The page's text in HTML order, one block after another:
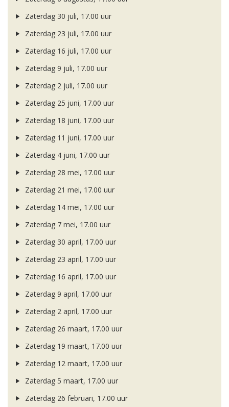
Zaterdag 30 juli, 17.00 uur
Zaterdag 23 juli, 17.00 uur
Zaterdag 16 juli, 17.00 uur
Zaterdag 9 juli, 17.00 uur
Zaterdag 2 juli, 17.00 uur
Zaterdag 25 juni, 17.00 uur
Zaterdag 18 juni, 17.00 uur
Zaterdag 11 juni, 17.00 uur
Zaterdag 4 juni, 17.00 uur
Zaterdag 28 mei, 17.00 uur
Zaterdag 21 mei, 17.00 uur
Zaterdag 14 mei, 17.00 uur
Zaterdag 7 mei, 17.00 uur
Zaterdag 30 april, 17.00 uur
Zaterdag 23 april, 17.00 uur
Zaterdag 16 april, 17.00 uur
Zaterdag 9 april, 17.00 uur
Zaterdag 2 april, 17.00 uur
Zaterdag 26 maart, 17.00 uur
Zaterdag 19 maart, 17.00 uur
Zaterdag 12 maart, 17.00 uur
Zaterdag 5 maart, 17.00 uur
Zaterdag 26 februari, 17.00 uur